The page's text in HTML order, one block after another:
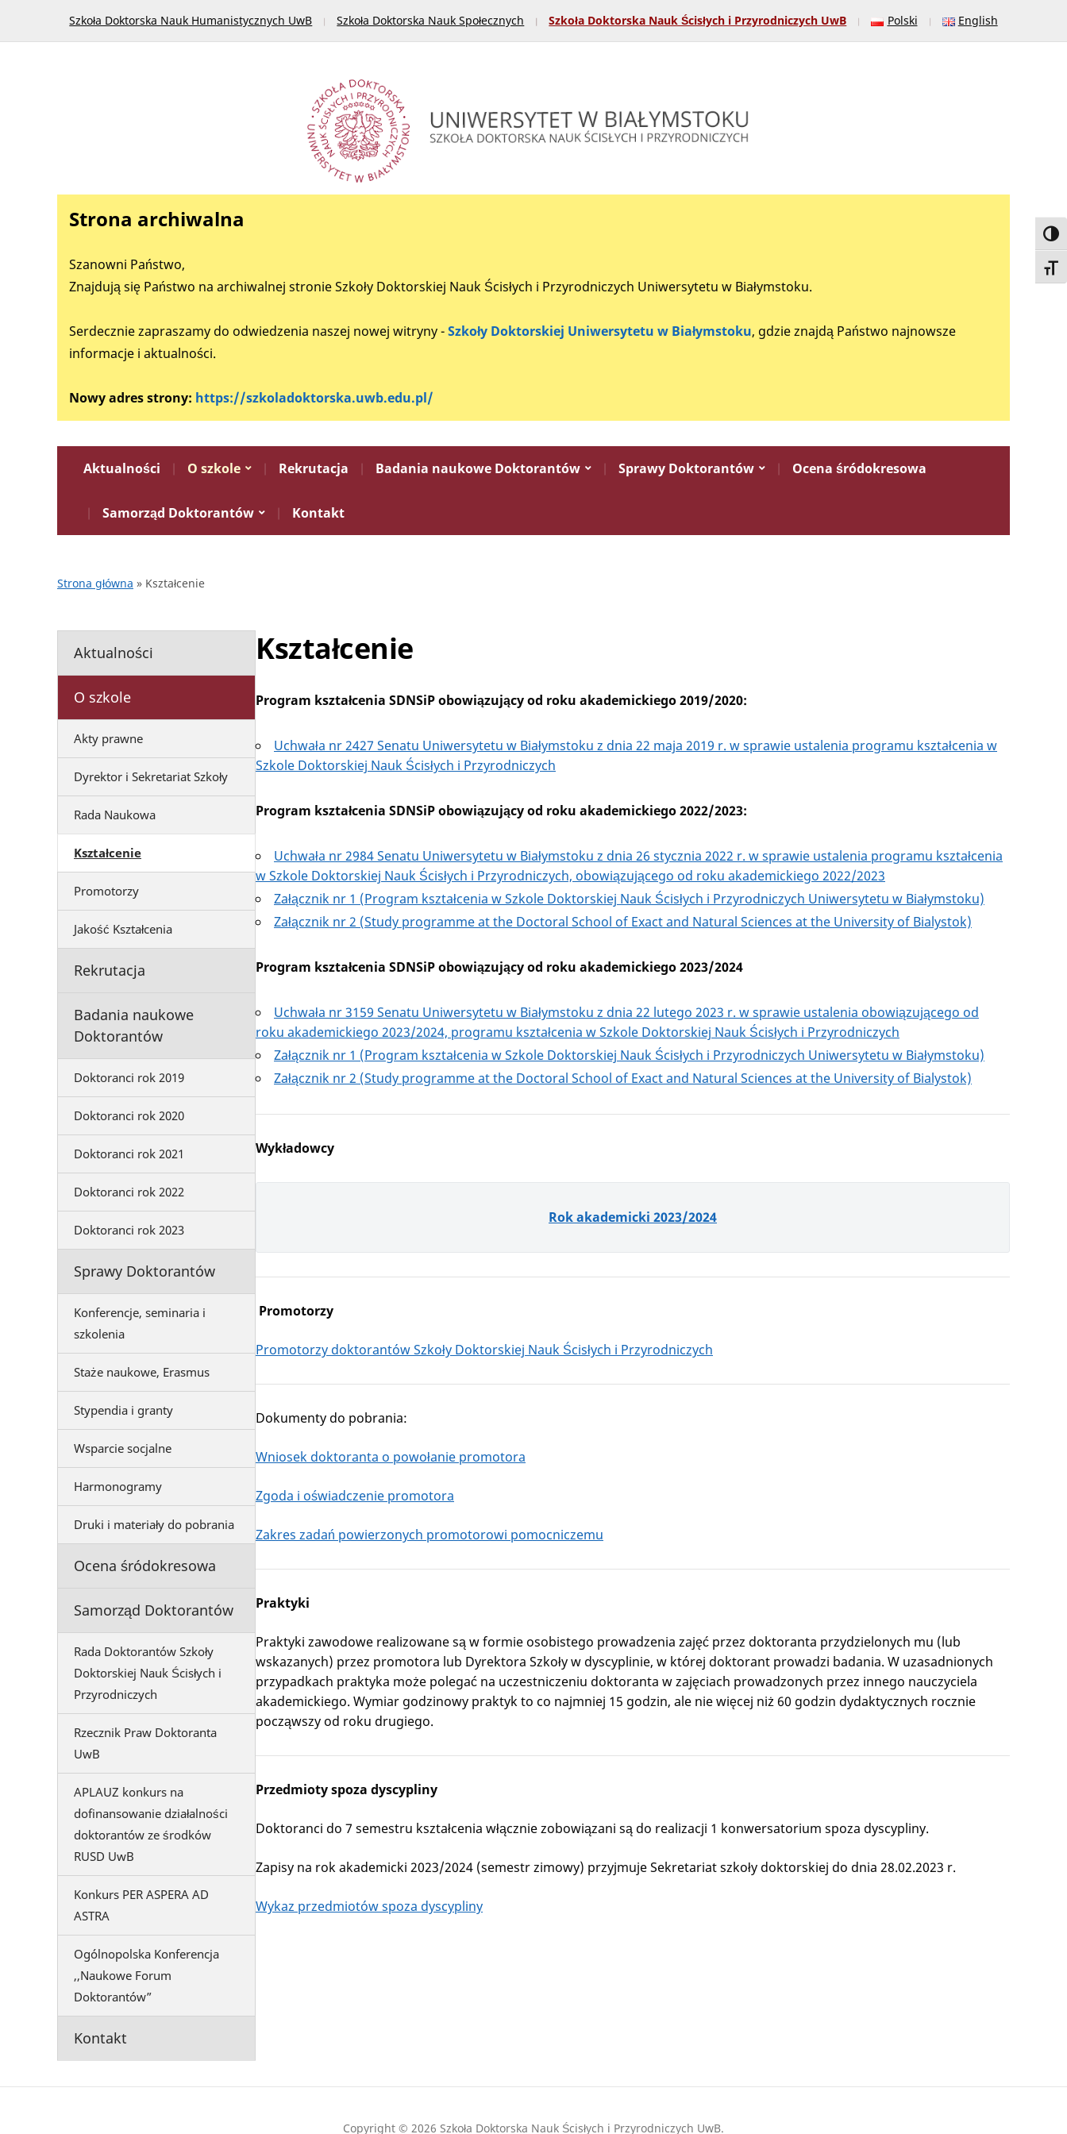
Szkoła Doktorska Nauk Humanistycznych UwB Szkoła Doktorska Nauk Społecznych Szkoła Doktorska Nauk Ścisłych i Przyrodniczych UwB Polski English
Strona archiwalna
Szanowni Państwo,
Znajdują się Państwo na archiwalnej stronie Szkoły Doktorskiej Nauk Ścisłych i Przyrodniczych Uniwersytetu w Białymstoku.
Serdecznie zapraszamy do odwiedzenia naszej nowej witryny -Szkoły Doktorskiej Uniwersytetu w Białymstoku, gdzie znajdą Państwo najnowsze
informacje i aktualności.
Nowy adres strony: https://szkoladoktorska.uwb.edu.pl/
Aktualności O szkole Rekrutacja Badania naukowe Doktorantów Sprawy Doktorantów Ocena śródokresowa
Samorząd Doktorantów Kontakt
Strona główna » Kształcenie
Aktualności
O szkole
Akty prawne
Dyrektor i Sekretariat Szkoły
Rada Naukowa
Kształcenie
Promotorzy
Jakość Kształcenia
Rekrutacja
Badania naukowe
Doktorantów
Doktoranci rok 2019
Doktoranci rok 2020
Doktoranci rok 2021
Doktoranci rok 2022
Doktoranci rok 2023
Sprawy Doktorantów
Konferencje, seminaria i
szkolenia
Staże naukowe, Erasmus
Stypendia i granty
Wsparcie socjalne
Harmonogramy
Druki i materiały do pobrania
Ocena śródokresowa
Samorząd Doktorantów
Rada Doktorantów Szkoły
Doktorskiej Nauk Ścisłych i
Przyrodniczych
Rzecznik Praw Doktoranta
UwB
APLAUZ konkurs na
dofinansowanie działalności
doktorantów ze środków
RUSD UwB
Konkurs PER ASPERA AD
ASTRA
Ogólnopolska Konferencja
,,Naukowe Forum
Doktorantów”
Kontakt
Kształcenie
Program kształcenia SDNSiPobowiązujący od roku akademickiego 2019/2020:
Uchwała nr 2427 Senatu Uniwersytetu w Białymstoku z dnia 22 maja 2019 r. w sprawie ustalenia programu kształcenia w
Szkole Doktorskiej Nauk Ścisłych i Przyrodniczych
Program kształcenia SDNSiP obowiązujący od roku akademickiego 2022/2023:
Uchwała nr 2984Senatu Uniwersytetu w Białymstoku z dnia 26 stycznia 2022 r. w sprawie ustalenia programu kształcenia
w Szkole Doktorskiej Nauk Ścisłych i Przyrodniczych, obowiązującego od roku akademickiego 2022/2023
Załącznik nr 1 (Program kształcenia w Szkole Doktorskiej Nauk Ścisłych i Przyrodniczych Uniwersytetu w Białymstoku)
Załącznik nr 2 (Study programme at the Doctoral School of Exact and Natural Sciences at the University of Bialystok)
Program kształcenia SDNSiP obowiązujący od roku akademickiego 2023/2024
Uchwała nr 3159 Senatu Uniwersytetu w Białymstoku z dnia 22 lutego 2023 r. w sprawie ustalenia obowiązującego od
roku akademickiego 2023/2024, programu kształcenia w Szkole Doktorskiej Nauk Ścisłych i Przyrodniczych
Załącznik nr 1 (Program kształcenia w Szkole Doktorskiej Nauk Ścisłych i Przyrodniczych Uniwersytetu w Białymstoku)
Załącznik nr 2 (Study programme at the Doctoral School of Exact and Natural Sciences at the University of Bialystok)
Wykładowcy
Rok akademicki 2023/2024
Promotorzy
Promotorzy doktorantów Szkoły Doktorskiej Nauk Ścisłych i Przyrodniczych
Dokumenty do pobrania:
Wniosek doktoranta o powołanie promotora
Zgoda i oświadczenie promotora
Zakres zadań powierzonych promotorowi pomocniczemu
Praktyki
Praktyki zawodowe realizowane są w formie osobistego prowadzenia zajęć przez doktoranta przydzielonych mu (lub
wskazanych) przez promotora lub Dyrektora Szkoły w dyscyplinie, w której doktorant prowadzi badania. W uzasadnionych
przypadkach praktyka może polegać na uczestniczeniu doktoranta w zajęciach prowadzonych przez innego nauczyciela
akademickiego. Wymiar godzinowy praktyk to co najmniej 15 godzin, ale nie więcej niż 60 godzin dydaktycznych rocznie
począwszy od roku drugiego.
Przedmioty spoza dyscypliny
Doktoranci do 7 semestru kształcenia włącznie zobowiązani są do realizacji 1 konwersatorium spoza dyscypliny.
Zapisy na rok akademicki 2023/2024 (semestr zimowy) przyjmuje Sekretariat szkoły doktorskiej do dnia 28.02.2023 r.
Wykaz przedmiotów spoza dyscypliny
Copyright © 2026 Szkoła Doktorska Nauk Ścisłych i Przyrodniczych UwB.